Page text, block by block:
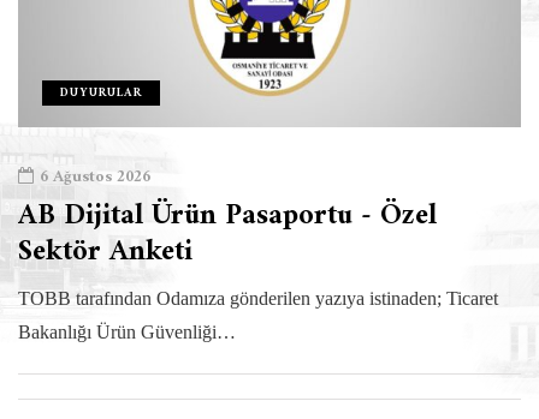
DUYURULAR
6 Ağustos 2026
AB Dijital Ürün Pasaportu - Özel
Sektör Anketi
TOBB tarafından Odamıza gönderilen yazıya istinaden; Ticaret
Bakanlığı Ürün Güvenliği…